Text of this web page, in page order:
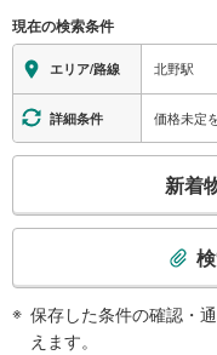
地上⇔改札⇔ホーム：○
エレベータ
・各ホーム⇔改札
・北口
・改札外３Ｆ連絡通路⇔改札
エスカレータ
・北口
トイレ
・改札内
・南口（２Ｆ・７時～２２時）
その他
現在の検索条件
エリア/路線 北野駅
詳細条件 価格未定
検
新着
保存した条件の確認・
えます。